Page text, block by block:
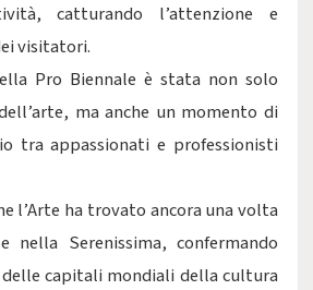
catturando l’attenzione e
visitatori.
Pro Biennale è stata non solo
ma anche un momento di
tra appassionati e professionisti
l’Arte ha trovato ancora una volta
nella Serenissima, confermando
delle capitali mondiali della cultura